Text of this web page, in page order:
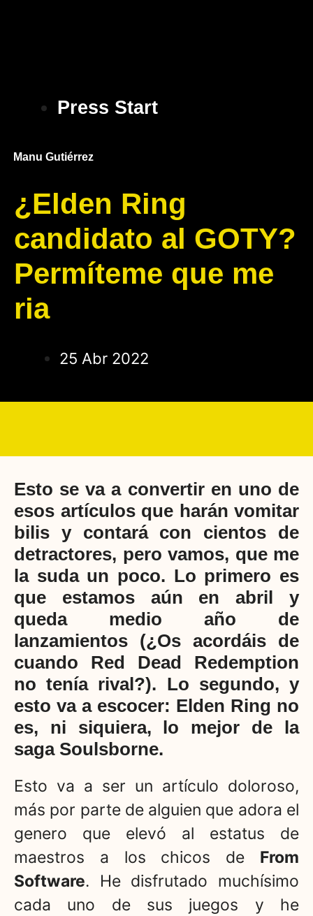
Press Start
Manu Gutiérrez
¿Elden Ring
candidato al GOTY?
Permíteme que me
ria
25 Abr 2022
Esto se va a convertir en uno de
esos artículos que harán vomitar
bilis y contará con cientos de
detractores, pero vamos, que me
la suda un poco. Lo primero es
que estamos aún en abril y
queda medio año de
lanzamientos (¿Os acordáis de
cuando Red Dead Redemption
no tenía rival?). Lo segundo, y
esto va a escocer: Elden Ring no
es, ni siquiera, lo mejor de la
saga Soulsborne.
Esto va a ser un artículo doloroso,
más por parte de alguien que adora el
genero que elevó al estatus de
maestros a los chicos de From
Software. He disfrutado muchísimo
cada uno de sus juegos y he